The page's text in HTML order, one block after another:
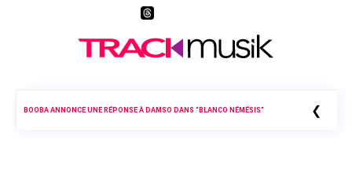
BOOBA ANNONCE UNE RÉPONSE À DAMSO DANS “BLANCO NÉMÉSIS” ❮